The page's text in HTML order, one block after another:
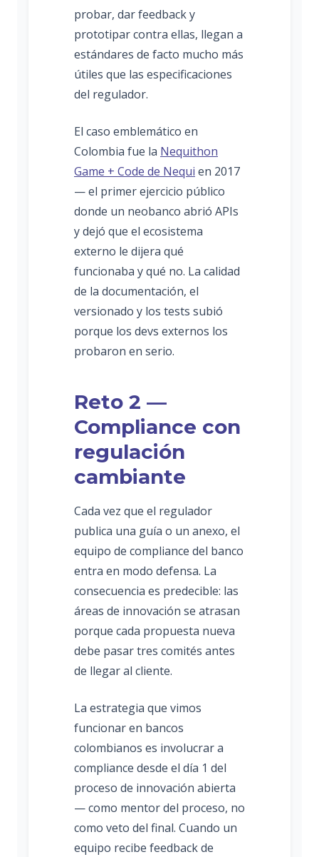
probar, dar feedback y
prototipar contra ellas, llegan a
estándares de facto mucho más
útiles que las especificaciones
del regulador.
El caso emblemático en
Colombia fue la Nequithon
Game + Code de Nequi en 2017
— el primer ejercicio público
donde un neobanco abrió APIs
y dejó que el ecosistema
externo le dijera qué
funcionaba y qué no. La calidad
de la documentación, el
versionado y los tests subió
porque los devs externos los
probaron en serio.
Reto 2 —
Compliance con
regulación
cambiante
Cada vez que el regulador
publica una guía o un anexo, el
equipo de compliance del banco
entra en modo defensa. La
consecuencia es predecible: las
áreas de innovación se atrasan
porque cada propuesta nueva
debe pasar tres comités antes
de llegar al cliente.
La estrategia que vimos
funcionar en bancos
colombianos es involucrar a
compliance desde el día 1 del
proceso de innovación abierta
— como mentor del proceso, no
como veto del final. Cuando un
equipo recibe feedback de